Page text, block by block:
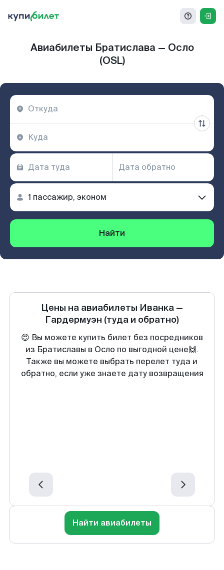
Авиабилеты Братислава — Осло
(OSL)
Найти
Цены на авиабилеты Иванка —
Гардермуэн (туда и обратно)
😍 Вы можете купить билет без посредников
из Братиславы в Осло по выгодной цене🙌.
Также вы можете выбрать перелет туда и
обратно, если уже знаете дату возвращения
Найти авиабилеты